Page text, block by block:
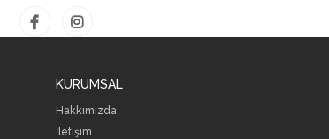
KURUMSAL
Hakkımızda
İletişim